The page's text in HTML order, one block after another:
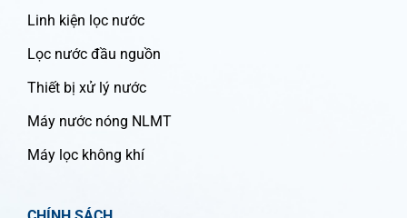
Linh kiện lọc nước
Lọc nước đầu nguồn
Thiết bị xử lý nước
Máy nước nóng NLMT
Máy lọc không khí